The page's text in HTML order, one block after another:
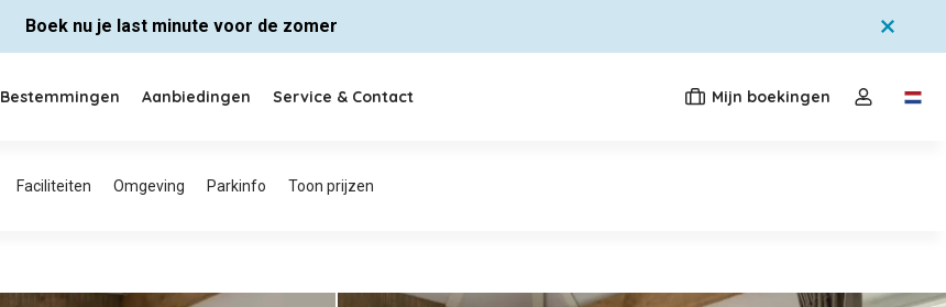
Boek nu je last minute voor de zomer
Bestemmingen Aanbiedingen Service & Contact Mijn boekingen
Open de